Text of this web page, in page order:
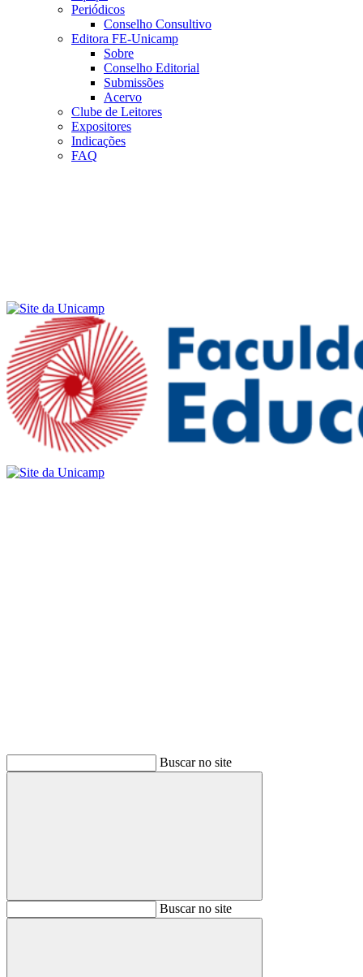
Periódicos
Conselho Consultivo
Editora FE-Unicamp
Sobre
Conselho Editorial
Submissões
Acervo
Clube de Leitores
Expositores
Indicações
FAQ
Buscar no site
BuscarBuscar no site